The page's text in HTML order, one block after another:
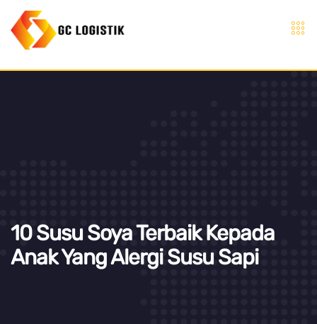
10 Susu Soya Terbaik Kepada
Anak Yang Alergi Susu Sapi